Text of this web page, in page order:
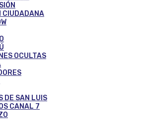
CIUDADANA
OCULTAS
DE SAN LUIS
CANAL 7